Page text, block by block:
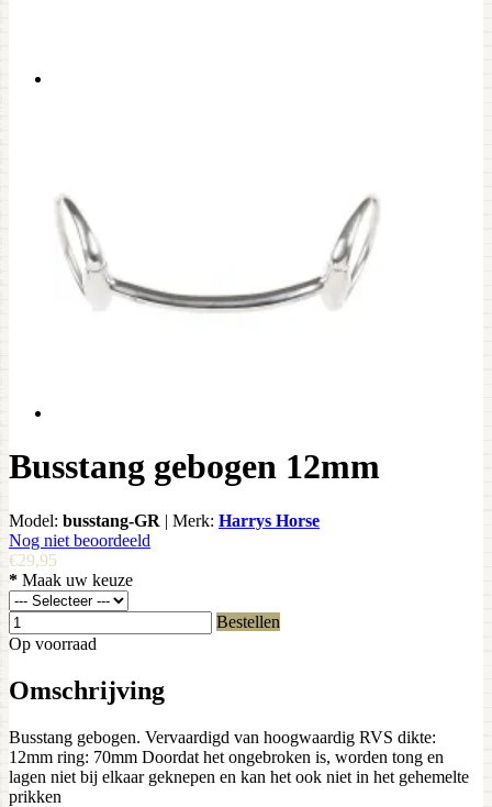
Busstang gebogen 12mm
Model: busstang-GR | Merk: Harrys Horse
Nog niet beoordeeld
€29,95
* Maak uw keuze
Bestellen
Op voorraad
Omschrijving
Busstang gebogen. Vervaardigd van hoogwaardig RVS dikte:
12mm ring: 70mm Doordat het ongebroken is, worden tong en
lagen niet bij elkaar geknepen en kan het ook niet in het gehemelte
prikken